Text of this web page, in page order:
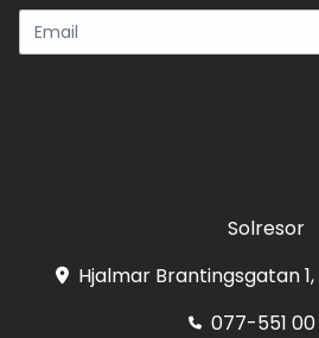
Solresor
Hjalmar Brantingsgatan
077-551